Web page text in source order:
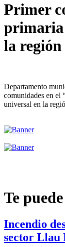
Primer
primaria
la región
Departamento
comunidades en el
universal en la
Te
Incendio
sector Llau